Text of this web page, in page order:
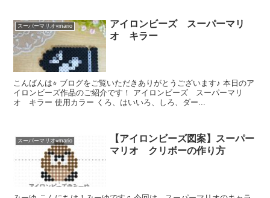
スーパーマリオ⭐︎mario
アイロンビーズ スーパーマリ
オ キラー
こんばんは⭐︎ ブログをご覧いただきありがとうございます♪ 本日のア
イロンビーズ作品のご紹介です！ アイロンビーズ スーパーマリ
オ キラー 使用カラー くろ、はいいろ、しろ、ダー...
スーパーマリオ⭐︎mario
【アイロンビーズ図案】スーパー
マリオ クリボーの作り方